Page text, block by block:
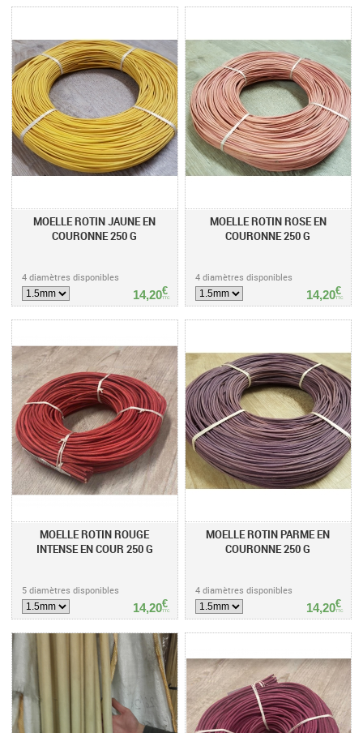
MOELLE ROTIN JAUNE EN
COURONNE 250 G
4 diamètres disponibles
14,20€
TTC
MOELLE ROTIN ROSE EN
COURONNE 250 G
4 diamètres disponibles
14,20€
TTC
MOELLE ROTIN ROUGE
INTENSE EN COUR 250 G
5 diamètres disponibles
14,20€
TTC
MOELLE ROTIN PARME EN
COURONNE 250 G
4 diamètres disponibles
14,20€
TTC